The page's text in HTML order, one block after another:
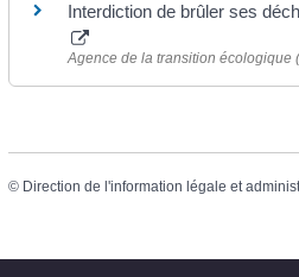
Interdiction de brûler ses
Agence de la transition écologique
© Direction de l'information légale et